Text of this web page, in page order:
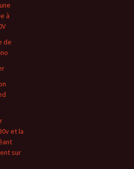
à
de
et la
sur